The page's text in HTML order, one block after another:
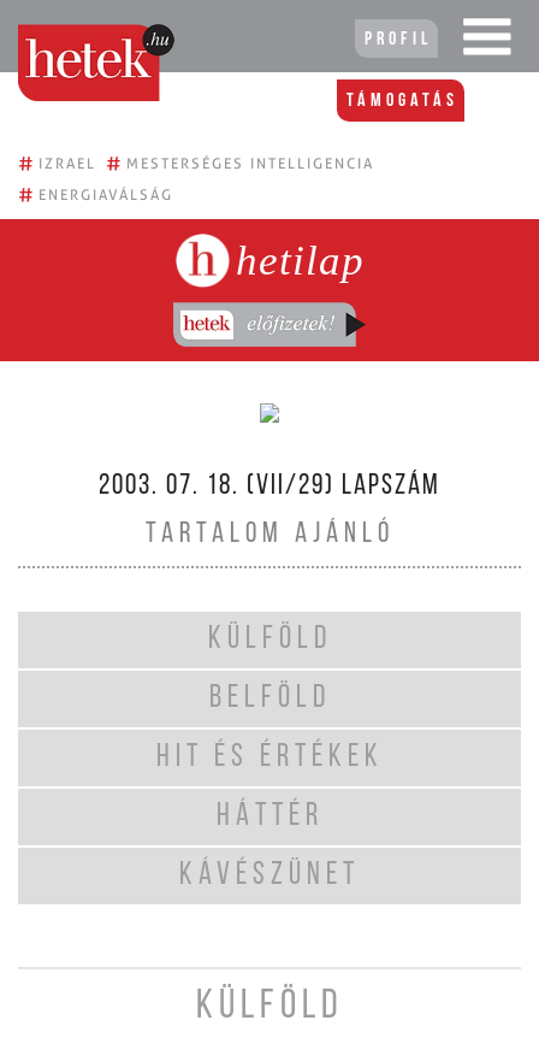
Profil
Támogatás
# IZRAEL # MESTERSÉGES INTELLIGENCIA
# ENERGIAVÁLSÁG
hetilap
2003. 07. 18. (VII/29) LAPSZÁM
TARTALOM AJÁNLÓ
KÜLFÖLD
BELFÖLD
HIT ÉS ÉRTÉKEK
HÁTTÉR
KÁVÉSZÜNET
KÜLFÖLD